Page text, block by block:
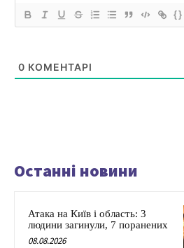
{}
0 КОМЕНТАРІ
Останні новини
Атака на Київ і область: 3
людини загинули, 7 поранених
08.08.2026